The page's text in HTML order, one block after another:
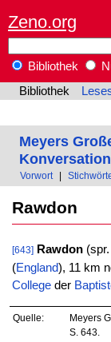
Zeno.org
Bibliothek
Bibliothek
Meyers
Vorwort
Rawdon
[643] Rawdon(spr.
(England), 11 km
Collegeder
Quelle:
Meyers
S. 643.